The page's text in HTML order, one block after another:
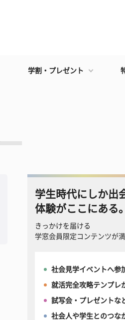
学割・プレゼント
学生時代にしか出
体験がここにある。
きっかけを届ける
学窓会員限定コンテンツが満
社会見学イベントへ参
就活完全攻略テンプレ
試写会・プレゼントな
社会人や学生とのつな